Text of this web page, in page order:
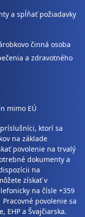
a spĺňať požiadavky
činná osoba
a zdravotného
mimo EÚ
ktorí sa
na základe
povolenie na trvalý
dokumenty a
na
získať v
na čísle +359
povolenie sa
EHP a Švajčiarska.